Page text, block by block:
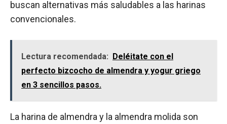
buscan alternativas más saludables a las harinas
convencionales.
Lectura recomendada: Deléitate con el
perfecto bizcocho de almendra y yogur griego
en 3 sencillos pasos.
La harina de almendra y la almendra molida son